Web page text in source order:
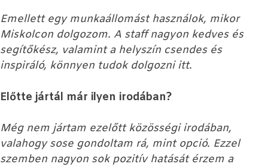
Emellett egy munkaállomást használok, mikor
Miskolcon dolgozom. A staff nagyon kedves és
segítőkész, valamint a helyszín csendes és
inspiráló, könnyen tudok dolgozni itt.
Előtte jártál már ilyen irodában?
Még nem jártam ezelőtt közösségi irodában,
valahogy sose gondoltam rá, mint opció. Ezzel
szemben nagyon sok pozitív hatását érzem a